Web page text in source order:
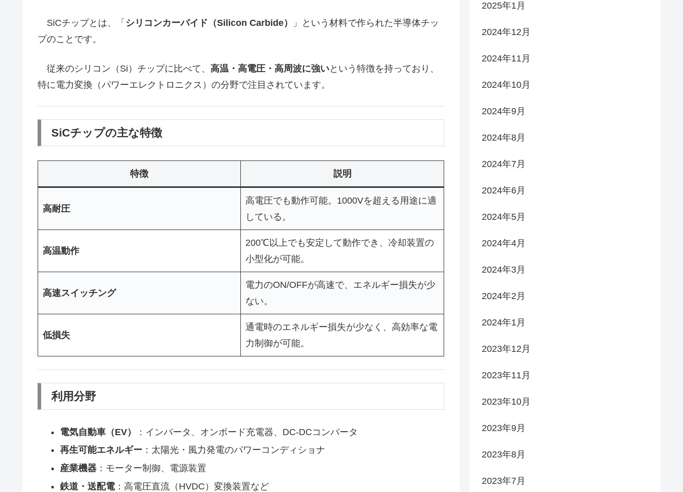
SiCチップとは、「 シリコンカーバイド（Silicon Carbide）
」という材料で作られた半導体チッ
プのことです。
従来のシリコン（Si）チップに比べて、 高温・高電圧・高周波に強いという特徴を持っており、
特に電力変換（パワーエレクトロニクス）の分野で注目されています。
SiCチップの主な特徴
特徴 説明
高耐圧
高電圧でも動作可能。1000Vを超える用途に適
している。
高温動作
200℃以上でも安定して動作でき、冷却装置の
小型化が可能。
高速スイッチング
電力のON/OFFが高速で、エネルギー損失が少
ない。
低損失
通電時のエネルギー損失が少なく、高効率な電
力制御が可能。
利用分野
電気自動車（EV）
：インバータ、オンボード充電器、DC-DCコンバータ
再生可能エネルギー：太陽光・風力発電のパワーコンディショナ
産業機器：モーター制御、電源装置
鉄道・送配電：高電圧直流（HVDC）変換装置など
2025年1月
2024年12月
2024年11月
2024年10月
2024年9月
2024年8月
2024年7月
2024年6月
2024年5月
2024年4月
2024年3月
2024年2月
2024年1月
2023年12月
2023年11月
2023年10月
2023年9月
2023年8月
2023年7月